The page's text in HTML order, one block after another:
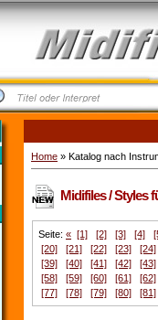
Home » Katalog nach
Midifiles / Styles
Seite: « [1] [2] [3] [4]
[20]
[21] [22] [23]
[24]
[39]
[40] [41] [42]
[43]
[58]
[59] [60] [61]
[62]
[77]
[78] [79] [80] [81]